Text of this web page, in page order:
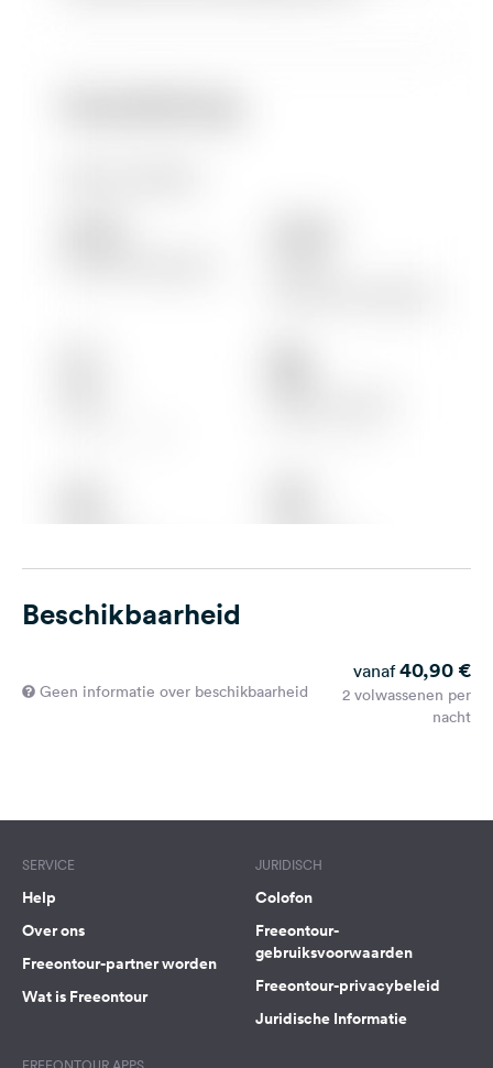
Beschikbaarheid
Geen informatie over beschikbaarheid
vanaf 40,90 €
2 volwassenen per
nacht
SERVICE
Help
Over ons
Freeontour-partner worden
Wat is Freeontour
JURIDISCH
Colofon
Freeontour-
gebruiksvoorwaarden
Freeontour-privacybeleid
Juridische Informatie